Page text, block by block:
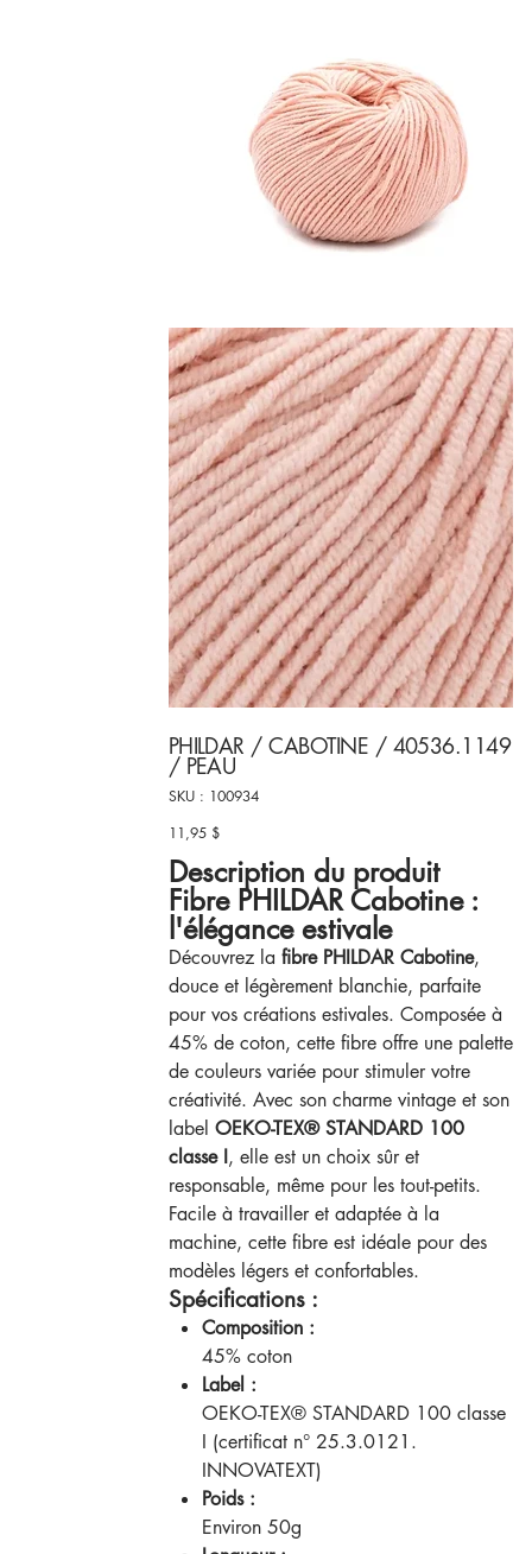
PHILDAR / CABOTINE / 40536.1149
/ PEAU
SKU :
SKU
100934
100934
Prix
11,95 $
Description du produit
Fibre PHILDAR Cabotine :
l'élégance estivale
Découvrez la fibre PHILDAR Cabotine,
douce et légèrement blanchie, parfaite
pour vos créations estivales. Composée à
45% de coton, cette fibre offre une palette
de couleurs variée pour stimuler votre
créativité. Avec son charme vintage et son
label OEKO-TEX® STANDARD 100
classe I, elle est un choix sûr et
responsable, même pour les tout-petits.
Facile à travailler et adaptée à la
machine, cette fibre est idéale pour des
modèles légers et confortables.
Spécifications :
Composition :
45% coton
Label :
OEKO-TEX® STANDARD 100 classe
I (certificat n° 25.3.0121.
INNOVATEXT)
Poids :
Environ 50g